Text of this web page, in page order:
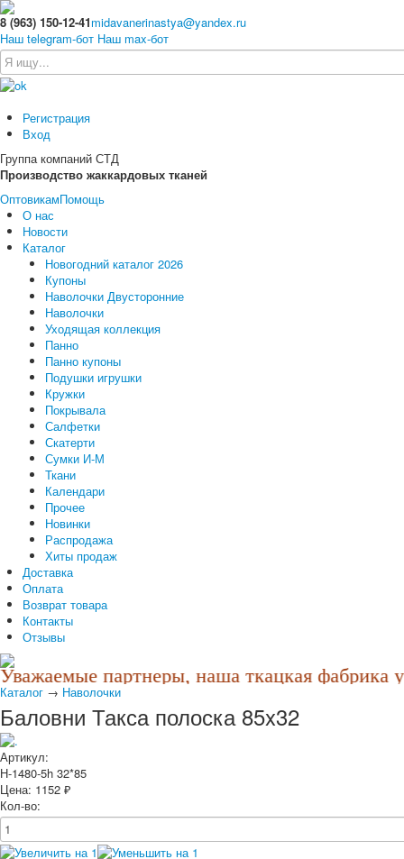
8 (963) 150-12-41midavanerinastya@yandex.ru
Наш telegram-бот Наш max-бот
Регистрация
Вход
Группа компаний СТД
Производство жаккардовых тканей
ОптовикамПомощь
О нас
Новости
Каталог
Новогодний каталог 2026
Купоны
Наволочки Двусторонние
Наволочки
Уходящая коллекция
Панно
Панно купоны
Подушки игрушки
Кружки
Покрывала
Салфетки
Скатерти
Сумки И-М
Ткани
Календари
Прочее
Новинки
Распродажа
Хиты продаж
Доставка
Оплата
Возврат товара
Контакты
Отзывы
партнеры, наша ткацкая фабрика
Каталог → Наволочки
Баловни Такса полоска 85x32
Артикул:
Н-1480-5h 32*85
Цена: 1152 ₽
Кол-во: